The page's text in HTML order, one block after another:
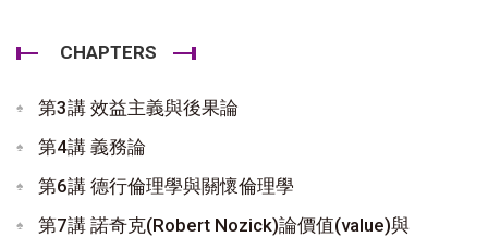
CHAPTERS
第3講 效益主義與後果論
第4講 義務論
第6講 德行倫理學與關懷倫理學
第7講 諾奇克(Robert Nozick)論價值(value)與